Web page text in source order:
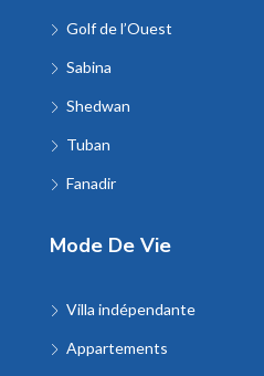
Golf de l’Ouest
Sabina
Shedwan
Tuban
Fanadir
Mode De Vie
Villa indépendante
Appartements